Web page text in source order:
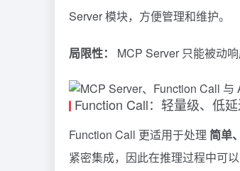
Server 模块，方便管理和维护。
局限性： MCP Server 只能被动
Function Call：轻量级、低
Function Call 更适用于处理 简单
紧密集成，因此在推理过程中可以